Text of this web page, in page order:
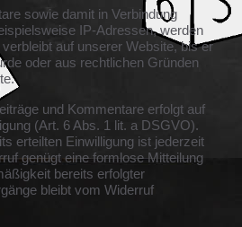
sowie damit in Verbindung
IP-Adressen, werden
auf unserer Website, bis er
oder aus rechtlichen Gründen
und Kommentare erfolgt auf
(Art. 6 Abs. 1 lit. a DSGVO).
erteilten Einwilligung ist jederzeit
genügt eine formlose Mitteilung
bereits erfolgter
bleibt vom Widerruf